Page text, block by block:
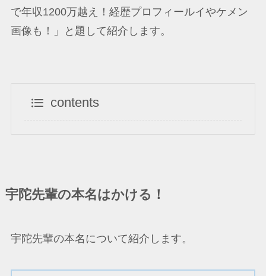
で年収1200万越え！経歴プロフィールイやケメン
画像も！」と題して紹介します。
contents
宇陀先輩の本名はかける！
宇陀先輩の本名について紹介します。